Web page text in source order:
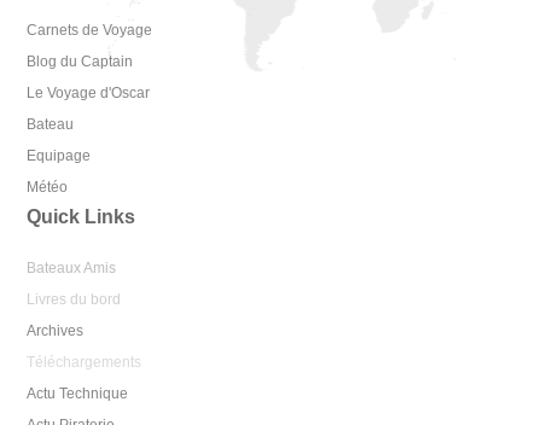
Carnets de Voyage
Blog du Captain
Le Voyage d'Oscar
Bateau
Equipage
Météo
Quick Links
Bateaux Amis
Livres du bord
Archives
Téléchargements
Actu Technique